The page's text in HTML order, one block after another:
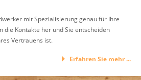
mit Spezialisierung genau für Ihre
die Kontakte her und Sie entscheiden
Vertrauens ist.
Erfahren Sie mehr ...